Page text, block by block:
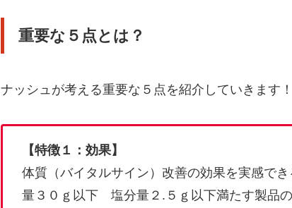
重要な５点とは？
ナッシュが考える重要な５点を紹介していきます！
【特徴１：効果】
体質（バイタルサイン）改善の効果を実感で
量３０ｇ以下 塩分量２.５ｇ以下満たす製品の